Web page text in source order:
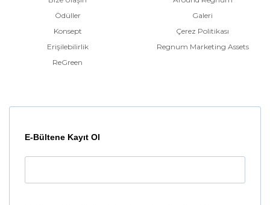
Ödüller
Konsept
Erişilebilirlik
ReGreen
Galeri
Çerez Politikası
Regnum Marketing Assets
E-Bültene Kayıt Ol